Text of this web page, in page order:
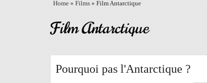
Home » Films » Film Antarctique
Film Antarctique
Pourquoi pas l'Antarctique ?